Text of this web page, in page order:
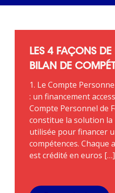
LES 4 FAÇONS
BILAN DE
1. Le Compte
: un financement
Compte Personnel de
constitue la solution
utilisée pour financer
compétences. Chaque
est crédité en euros […]